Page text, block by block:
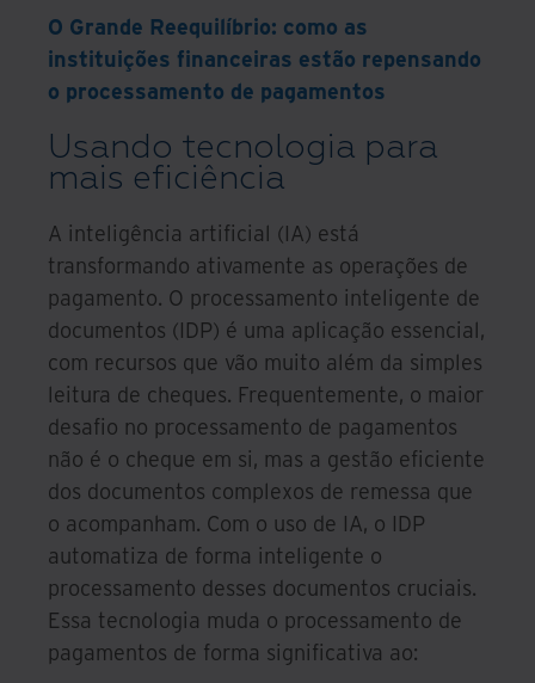
O Grande Reequilíbrio: como as
instituições financeiras estão repensando
o processamento de pagamentos
Usando tecnologia para
mais eficiência
A inteligência artificial (IA) está
transformando ativamente as operações de
pagamento. O processamento inteligente de
documentos (IDP) é uma aplicação essencial,
com recursos que vão muito além da simples
leitura de cheques. Frequentemente, o maior
desafio no processamento de pagamentos
não é o cheque em si, mas a gestão eficiente
dos documentos complexos de remessa que
o acompanham. Com o uso de IA, o IDP
automatiza de forma inteligente o
processamento desses documentos cruciais.
Essa tecnologia muda o processamento de
pagamentos de forma significativa ao: